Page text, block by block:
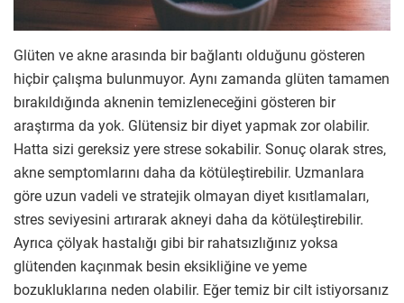
Glüten ve akne arasında bir bağlantı olduğunu gösteren
hiçbir çalışma bulunmuyor. Aynı zamanda glüten tamamen
bırakıldığında aknenin temizleneceğini gösteren bir
araştırma da yok. Glütensiz bir diyet yapmak zor olabilir.
Hatta sizi gereksiz yere strese sokabilir. Sonuç olarak stres,
akne semptomlarını daha da kötüleştirebilir. Uzmanlara
göre uzun vadeli ve stratejik olmayan diyet kısıtlamaları,
stres seviyesini artırarak akneyi daha da kötüleştirebilir.
Ayrıca çölyak hastalığı gibi bir rahatsızlığınız yoksa
glütenden kaçınmak besin eksikliğine ve yeme
bozukluklarına neden olabilir. Eğer temiz bir cilt istiyorsanız